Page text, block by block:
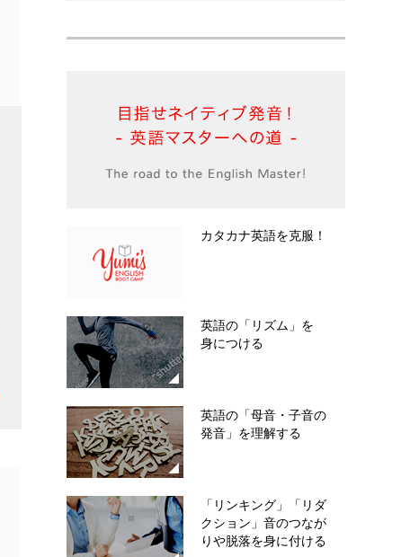
カタカナ英語を克服！
英語の「リズム」を
身につける
英語の「母音・子音の
発音」を理解する
「リンキング」「リダ
クション」音のつなが
りや脱落を身に付ける